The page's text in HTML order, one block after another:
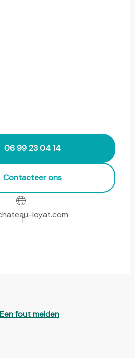
06 99 23 04 14
Contacteer ons
loyat.com
Een fout melden